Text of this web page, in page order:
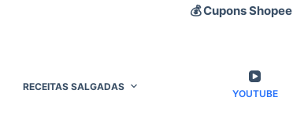
💰 Cupons Shopee
RECEITAS SALGADAS
YOUTUBE